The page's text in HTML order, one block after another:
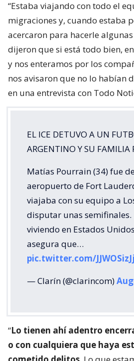
“Estaba viajando con todo el
migraciones y, cuando estaba
acercaron para hacerle
dijeron que si está todo bien,
y nos enteramos por los
nos avisaron que no lo habían
en una entrevista con Todo
EL ICE DETUVO A UN
ARGENTINO Y SU FAMILIA
Matías Pourrain (34) fue
aeropuerto de Fort
viajaba con su equipo a
disputar unas semifinales.
viviendo en Estados
asegura que…
pic.twitter.com/
— Clarín (@clarincom)
“Lo tienen ahí adentro
o con cualquiera que haya